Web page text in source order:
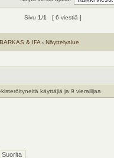
Sivu 1/1 [ 6 viestiä ]
& IFA ‹ Näyttelyalue
käyttäjiä ja 9 vierailijaa